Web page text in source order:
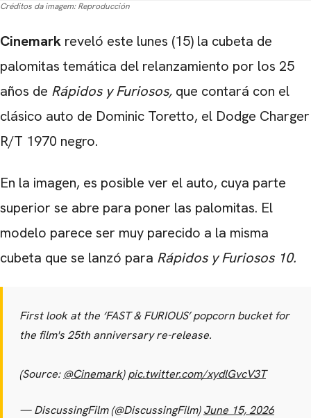
Créditos da imagem: Reproducción
Cinemark reveló este lunes (15) la cubeta de
palomitas temática del relanzamiento por los 25
años de Rápidos y Furiosos, que contará con el
clásico auto de Dominic Toretto, el Dodge Charger
R/T 1970 negro.
En la imagen, es posible ver el auto, cuya parte
superior se abre para poner las palomitas. El
modelo parece ser muy parecido a la misma
cubeta que se lanzó para Rápidos y Furiosos 10.
First look at the ‘FAST & FURIOUS’ popcorn bucket for
the film's 25th anniversary re-release.
(Source:@Cinemark)pic.twitter.com/xydlGvcV3T
— DiscussingFilm (@DiscussingFilm)June 15, 2026